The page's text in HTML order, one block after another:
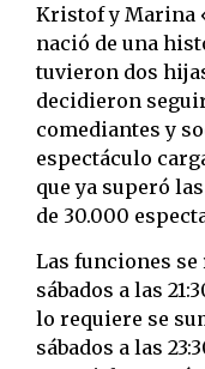
Kristof y Marina
nació de una
tuvieron dos
decidieron
comediantes y
espectáculo
que ya superó
de 30.000
Las funciones
sábados a las
lo requiere se
sábados a las